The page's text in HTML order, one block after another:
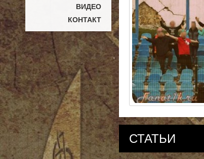
ВИДЕО
КОНТАКТ
СТАТЬИ